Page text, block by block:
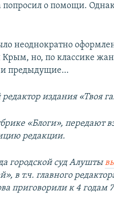
о помощи.
неоднократно
но, по классике
и предыдущие…
издания «Твоя
«Блоги», передают
редакции.
городской суд Алушты
в т.ч. главного
приговорили к 4 годам